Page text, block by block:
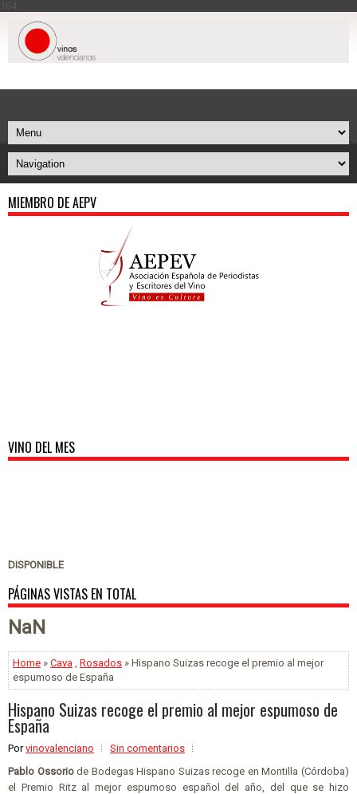
164
MIEMBRO DE AEPV
VINO DEL MES
DISPONIBLE
PÁGINAS VISTAS EN TOTAL
NaN
Home » Cava Rosados » Hispano Suizas recoge el premio al mejor
espumoso de España
Hispano Suizas recoge el premio al mejor espumoso de
España
Porvinovalenciano
Sin comentarios
Pablo Ossoriode Bodegas Hispano Suizas recoge en Montilla (Córdoba)
el Premio Ritz al mejor espumoso español del año, del que se hizo